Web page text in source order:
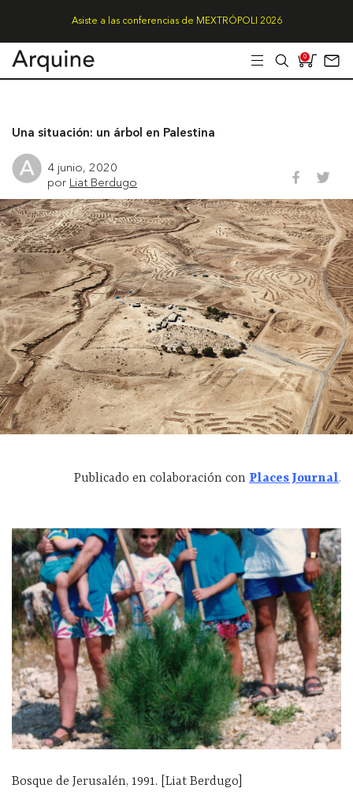
Asiste a las conferencias de MEXTRÓPOLI 2026
0
Una situación: un árbol en Palestina
4 junio, 2020
por Liat Berdugo
Publicado en colaboración con Places Journal.
Bosque de Jerusalén, 1991. [Liat Berdugo]